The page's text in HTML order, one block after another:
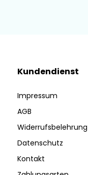
Kundendienst
Impressum
AGB
Widerrufsbelehrung
Datenschutz
Kontakt